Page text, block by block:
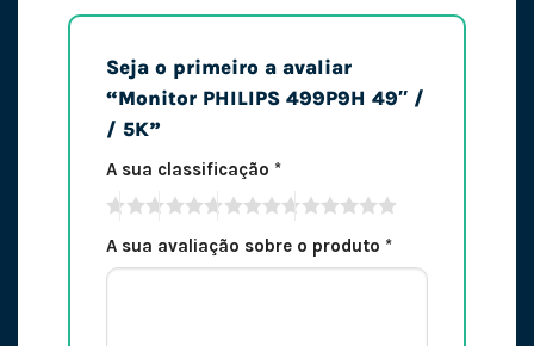
Seja o primeiro a avaliar
“Monitor PHILIPS 499P9H 49″ /
/ 5K”
A sua classificação *
A sua avaliação sobre o produto *